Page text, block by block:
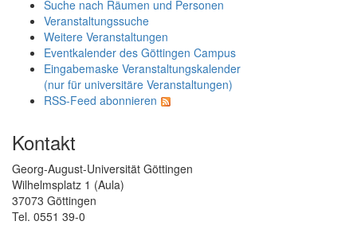
Suche nach Räumen und Personen
Veranstaltungssuche
Weitere Veranstaltungen
Eventkalender des Göttingen Campus
Eingabemaske Veranstaltungskalender
(nur für universitäre Veranstaltungen)
RSS-Feed abonnieren
Kontakt
Georg-August-Universität Göttingen
Wilhelmsplatz 1 (Aula)
37073 Göttingen
Tel. 0551 39-0